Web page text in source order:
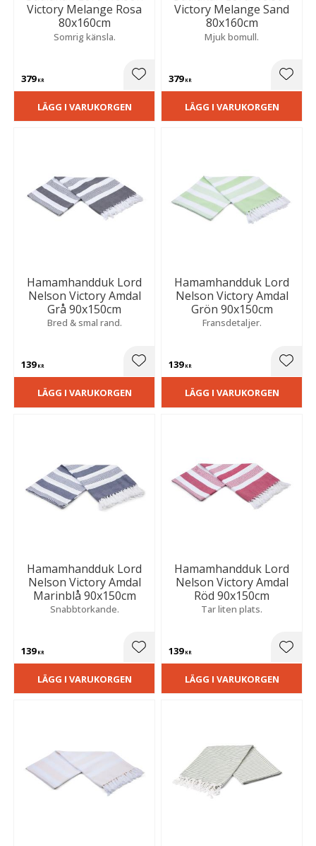
Victory Melange Rosa
80x160cm
Somrig känsla.
379KR Lägg till i favoriter
LÄGG I VARUKORGEN
Victory Melange Sand
80x160cm
Mjuk bomull.
379KR
LÄGG I VARUKORGEN
Hamamhandduk Lord
Nelson Victory Amdal
Grå 90x150cm
Bred & smal rand.
139KR Lägg till i favoriter
LÄGG I VARUKORGEN
Hamamhandduk Lord
Nelson Victory Amdal
Grön 90x150cm
Fransdetaljer.
139KR
LÄGG I VARUKORGEN
Hamamhandduk Lord
Nelson Victory Amdal
Marinblå 90x150cm
Snabbtorkande.
139KR Lägg till i favoriter
LÄGG I VARUKORGEN
Hamamhandduk Lord
Nelson Victory Amdal
Röd 90x150cm
Tar liten plats.
139KR
LÄGG I VARUKORGEN